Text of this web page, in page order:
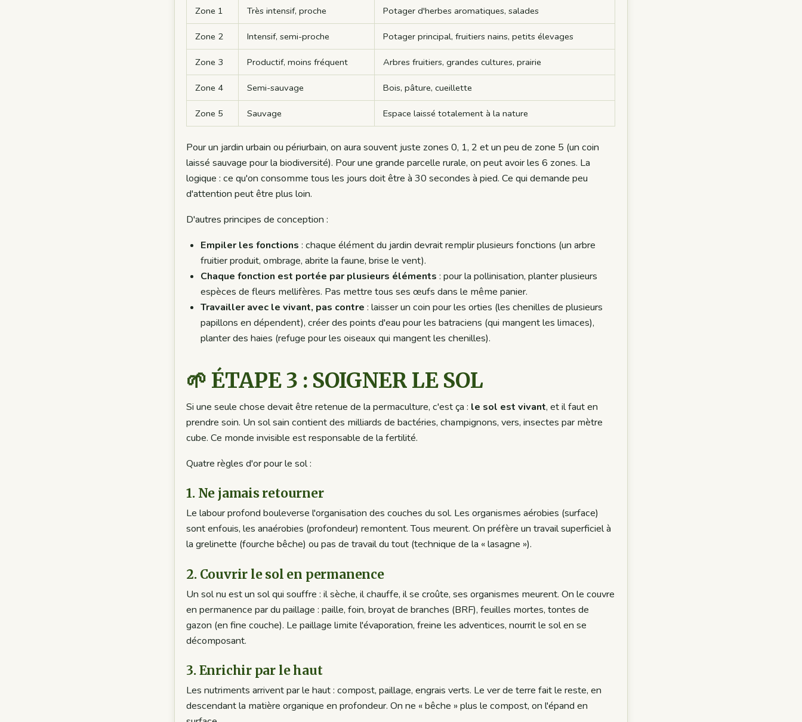
Zone 1 Très intensif, proche Potager d'herbes aromatiques, salades
Zone 2 Intensif, semi-proche Potager principal, fruitiers nains, petits élevages
Zone 3 Productif, moins fréquent Arbres fruitiers, grandes cultures, prairie
Zone 4 Semi-sauvage Bois, pâture, cueillette
Zone 5 Sauvage Espace laissé totalement à la nature
Pour un jardin urbain ou périurbain, on aura souvent juste zones 0, 1, 2 et un peu de zone 5 (un coin
laissé sauvage pour la biodiversité). Pour une grande parcelle rurale, on peut avoir les 6 zones. La
logique : ce qu'on consomme tous les jours doit être à 30 secondes à pied. Ce qui demande peu
d'attention peut être plus loin.
D'autres principes de conception :
Empiler les fonctions : chaque élément du jardin devrait remplir plusieurs fonctions (un arbre
fruitier produit, ombrage, abrite la faune, brise le vent).
Chaque fonction est portée par plusieurs éléments : pour la pollinisation, planter plusieurs
espèces de fleurs mellifères. Pas mettre tous ses œufs dans le même panier.
Travailler avec le vivant, pas contre : laisser un coin pour les orties (les chenilles de plusieurs
papillons en dépendent), créer des points d'eau pour les batraciens (qui mangent les limaces),
planter des haies (refuge pour les oiseaux qui mangent les chenilles).
🌱 ÉTAPE 3 : SOIGNER LE SOL
Si une seule chose devait être retenue de la permaculture, c'est ça : le sol est vivant, et il faut en
prendre soin. Un sol sain contient des milliards de bactéries, champignons, vers, insectes par mètre
cube. Ce monde invisible est responsable de la fertilité.
Quatre règles d'or pour le sol :
1. Ne jamais retourner
Le labour profond bouleverse l'organisation des couches du sol. Les organismes aérobies (surface)
sont enfouis, les anaérobies (profondeur) remontent. Tous meurent. On préfère un travail superficiel à
la grelinette (fourche bêche) ou pas de travail du tout (technique de la « lasagne »).
2. Couvrir le sol en permanence
Un sol nu est un sol qui souffre : il sèche, il chauffe, il se croûte, ses organismes meurent. On le couvre
en permanence par du paillage : paille, foin, broyat de branches (BRF), feuilles mortes, tontes de
gazon (en fine couche). Le paillage limite l'évaporation, freine les adventices, nourrit le sol en se
décomposant.
3. Enrichir par le haut
Les nutriments arrivent par le haut : compost, paillage, engrais verts. Le ver de terre fait le reste, en
descendant la matière organique en profondeur. On ne « bêche » plus le compost, on l'épand en